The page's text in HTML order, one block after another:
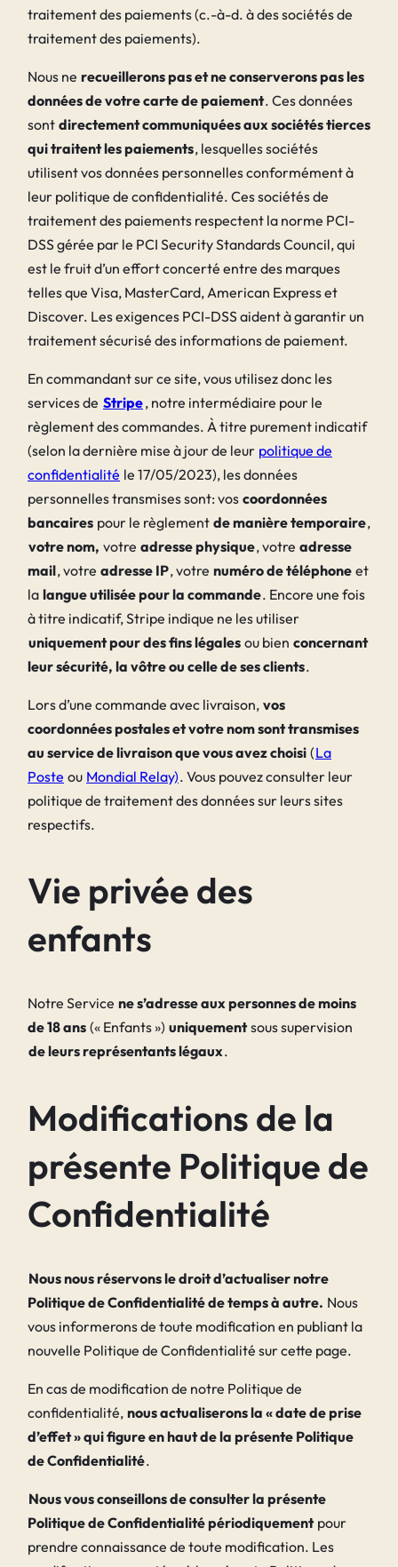
traitement des paiements (c.-à-d. à des sociétés de
traitement des paiements).
Nous ne recueillerons pas et ne conserverons pas les
données de votre carte de paiement. Ces données
sont directement communiquées aux sociétés tierces
qui traitent les paiements, lesquelles sociétés
utilisent vos données personnelles conformément à
leur politique de confidentialité. Ces sociétés de
traitement des paiements respectent la norme PCI-
DSS gérée par le PCI Security Standards Council, qui
est le fruit d’un effort concerté entre des marques
telles que Visa, MasterCard, American Express et
Discover. Les exigences PCI-DSS aident à garantir un
traitement sécurisé des informations de paiement.
En commandant sur ce site, vous utilisez donc les
services de Stripe, notre intermédiaire pour le
règlement des commandes. À titre purement indicatif
(selon la dernière mise à jour de leur politique de
confidentialité le 17/05/2023), les données
personnelles transmises sont: vos coordonnées
bancaires pour le règlement de manière temporaire,
votre nom, votre adresse physique, votre adresse
mail, votre adresse IP, votre numéro de téléphone et
la langue utilisée pour la commande. Encore une fois
à titre indicatif, Stripe indique ne les utiliser
uniquement pour des fins légales ou bien concernant
leur sécurité, la vôtre ou celle de ses clients.
Lors d’une commande avec livraison, vos
coordonnées postales et votre nom sont transmises
au service de livraison que vous avez choisi (La
Poste ou Mondial Relay). Vous pouvez consulter leur
politique de traitement des données sur leurs sites
respectifs.
Vie privée des
enfants
Notre Service ne s’adresse aux personnes de moins
de 18 ans (« Enfants ») uniquement sous supervision
de leurs représentants légaux.
Modifications de la
présente Politique de
Confidentialité
Nous nous réservons le droit d’actualiser notre
Politique de Confidentialité de temps à autre. Nous
vous informerons de toute modification en publiant la
nouvelle Politique de Confidentialité sur cette page.
En cas de modification de notre Politique de
confidentialité, nous actualiserons la « date de prise
d’effet » qui figure en haut de la présente Politique
de Confidentialité.
Nous vous conseillons de consulter la présente
Politique de Confidentialité périodiquement pour
prendre connaissance de toute modification. Les